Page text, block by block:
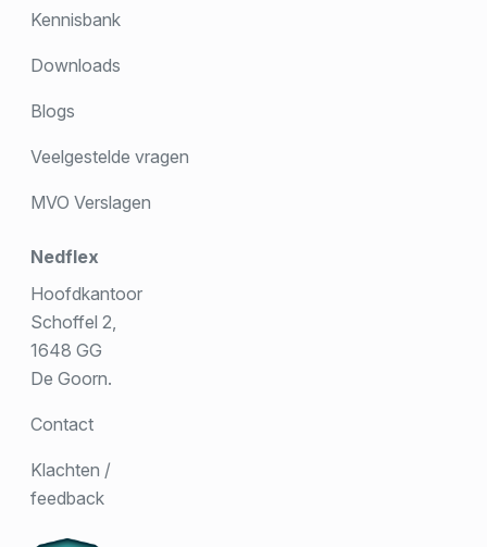
Kennisbank
Downloads
Blogs
Veelgestelde vragen
MVO Verslagen
Nedflex
Hoofdkantoor
Schoffel 2,
1648 GG
De Goorn.
Contact
Klachten /
feedback